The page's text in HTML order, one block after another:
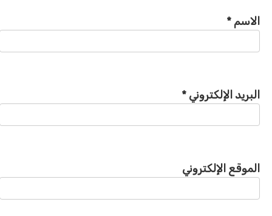
الاسم*
البريد الإلكتروني*
الموقع الإلكتروني